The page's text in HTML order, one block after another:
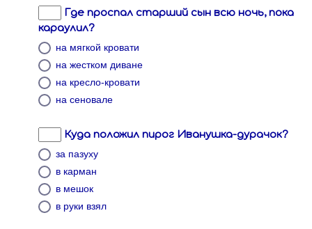
Где проспал старший сын всю ночь, пока
караулил?
на мягкой кровати
на жестком диване
на кресло-кровати
на сеновале
Куда положил пирог Иванушка-дурачок?
за пазуху
в карман
в мешок
в руки взял